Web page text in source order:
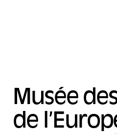
Musée
de